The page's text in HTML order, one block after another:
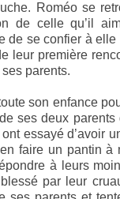
Roméo se
de celle qu’il
de se confier à elle
leur première
parents.
son enfance
ses deux
essayé d’avoir
faire un pantin à
à leurs
par leur